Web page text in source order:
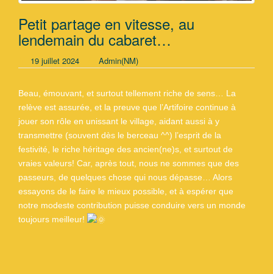
Petit partage en vitesse, au
lendemain du cabaret…
19 juillet 2024 Admin(NM)
Beau, émouvant, et surtout tellement riche de sens… La
relève est assurée, et la preuve que l’Artifoire continue à
jouer son rôle en unissant le village, aidant aussi à y
transmettre (souvent dès le berceau ^^) l’esprit de la
festivité, le riche héritage des ancien(ne)s, et surtout de
vraies valeurs! Car, après tout, nous ne sommes que des
passeurs, de quelques chose qui nous dépasse… Alors
essayons de le faire le mieux possible, et à espérer que
notre modeste contribution puisse conduire vers un monde
toujours meilleur!